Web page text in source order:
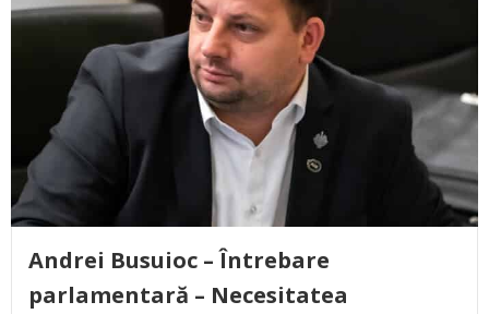
Andrei Busuioc – Întrebare
parlamentară – Necesitatea